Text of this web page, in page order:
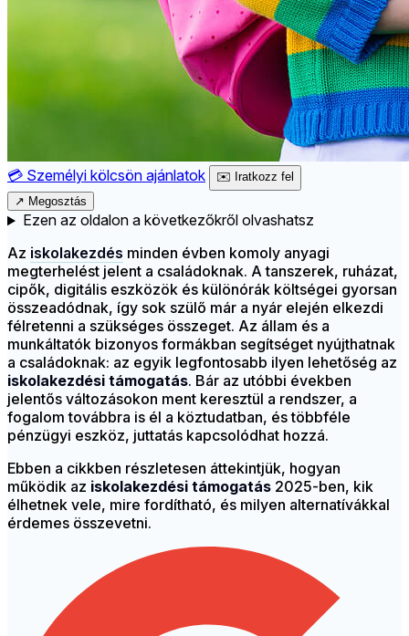
💳 Személyi kölcsön ajánlatok ✉️ Iratkozz fel
↗ Megosztás
Ezen az oldalon a következőkről olvashatsz
Az iskolakezdés minden évben komoly anyagi
megterhelést jelent a családoknak. A tanszerek, ruházat,
cipők, digitális eszközök és különórák költségei gyorsan
összeadódnak, így sok szülő már a nyár elején elkezdi
félretenni a szükséges összeget. Az állam és a
munkáltatók bizonyos formákban segítséget nyújthatnak
a családoknak: az egyik legfontosabb ilyen lehetőség az
iskolakezdési támogatás. Bár az utóbbi években
jelentős változásokon ment keresztül a rendszer, a
fogalom továbbra is él a köztudatban, és többféle
pénzügyi eszköz, juttatás kapcsolódhat hozzá.
Ebben a cikkben részletesen áttekintjük, hogyan
működik az iskolakezdési támogatás 2025-ben, kik
élhetnek vele, mire fordítható, és milyen alternatívákkal
érdemes összevetni.